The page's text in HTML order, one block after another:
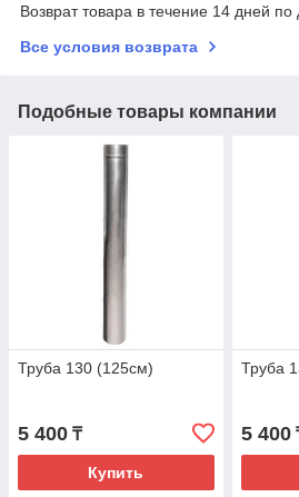
Возврат товара в течение 14 дней по
Все условия возврата
Подобные товары компании
Труба 130 (125см)
5 400 ₸
Купить
Труба
5 400